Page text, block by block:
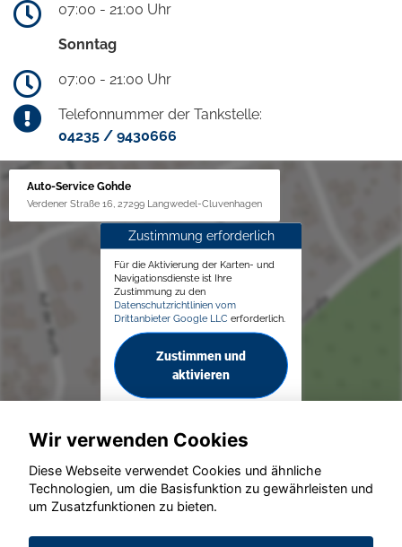
07:00 - 21:00 Uhr
Sonntag
07:00 - 21:00 Uhr
Telefonnummer der Tankstelle:
04235 / 9430666
Auto-Service Gohde
Verdener Straße 16, 27299 Langwedel-Cluvenhagen
Zustimmung erforderlich
Für die Aktivierung der Karten- und
Navigationsdienste ist Ihre
Zustimmung zu den
Datenschutzrichtlinien vom
Drittanbieter Google LLC erforderlich.
Zustimmen und
aktivieren
© konjunkturmotor.de GmbH 2020 - 2026
Wir verwenden Cookies
Diese Webseite verwendet Cookies und ähnliche
Technologien, um die Basisfunktion zu gewährleisten und
um Zusatzfunktionen zu bieten.